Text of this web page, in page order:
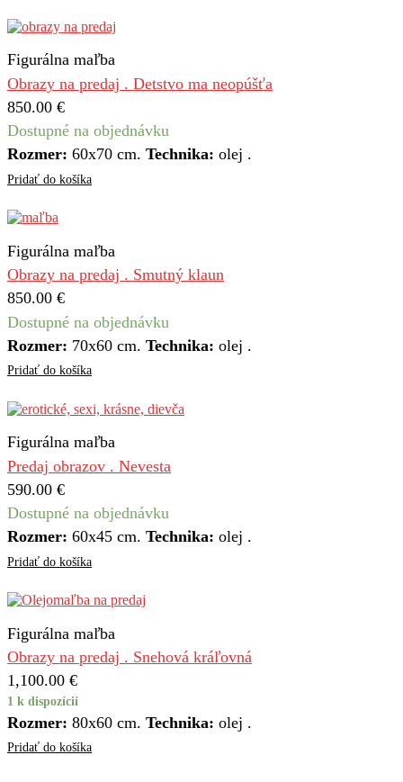
Figurálna maľba
Obrazy na predaj . Detstvo ma neopúšťa
850.00 €
Dostupné na objednávku
Rozmer: 60х70 cm. Technika: olej .
Pridať do košíka
Figurálna maľba
Obrazy na predaj . Smutný klaun
850.00 €
Dostupné na objednávku
Rozmer: 70x60 cm. Technika: olej .
Pridať do košíka
Figurálna maľba
Predaj obrazov . Nevesta
590.00 €
Dostupné na objednávku
Rozmer: 60х45 cm. Technika: olej .
Pridať do košíka
Figurálna maľba
Obrazy na predaj . Snehová kráľovná
1,100.00 €
1 k dispozícií
Rozmer: 80x60 cm. Technika: olej .
Pridať do košíka